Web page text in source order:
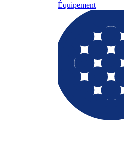
Équipement